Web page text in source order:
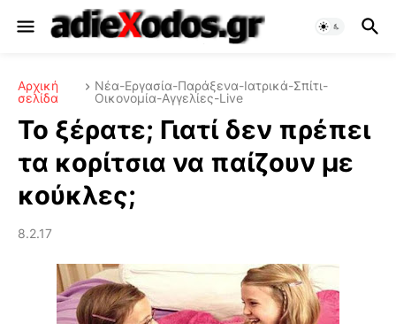
Αρχική
σελίδα
Νέα-Εργασία-Παράξενα-Ιατρικά-Σπίτι-
Οικονομία-Αγγελίες-Live
Το ξέρατε; Γιατί δεν πρέπει
τα κορίτσια να παίζουν με
κούκλες;
8.2.17